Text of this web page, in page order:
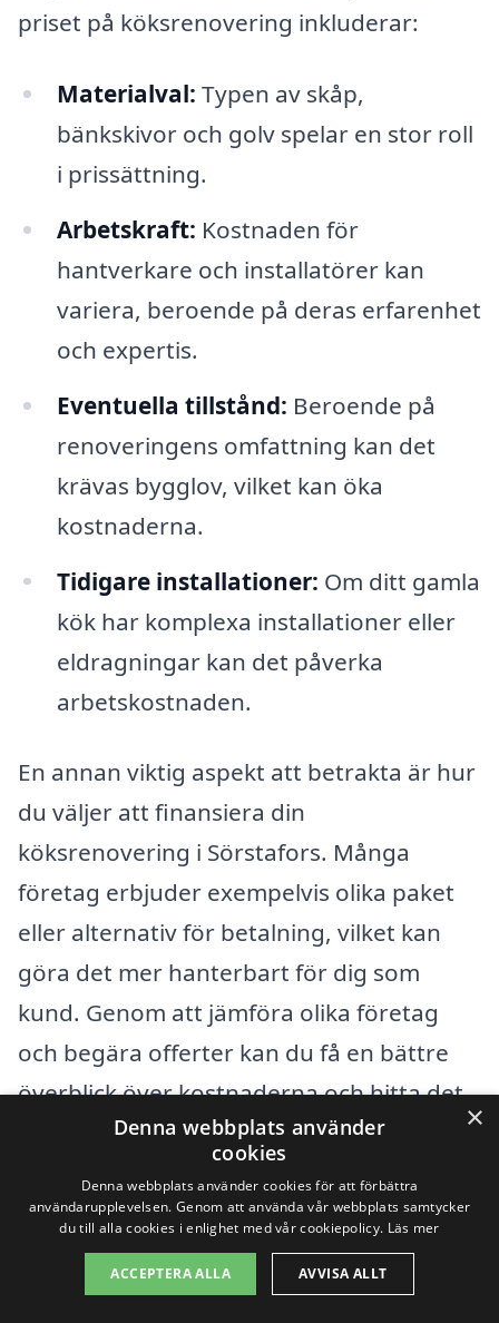
priset på köksrenovering inkluderar:
Materialval: Typen av skåp,
bänkskivor och golv spelar en stor roll
i prissättning.
Arbetskraft: Kostnaden för
hantverkare och installatörer kan
variera, beroende på deras erfarenhet
och expertis.
Eventuella tillstånd: Beroende på
renoveringens omfattning kan det
krävas bygglov, vilket kan öka
kostnaderna.
Tidigare installationer: Om ditt gamla
kök har komplexa installationer eller
eldragningar kan det påverka
arbetskostnaden.
En annan viktig aspekt att betrakta är hur
du väljer att finansiera din
köksrenovering i Sörstafors. Många
företag erbjuder exempelvis olika paket
eller alternativ för betalning, vilket kan
göra det mer hanterbart för dig som
kund. Genom att jämföra olika företag
och begära offerter kan du få en bättre
överblick över kostnaderna och hitta det
bästa erbjudandet för din renovering.
Oavsett hur du väljer att gå vidare med
din köksrenovering, är det alltid en bra
idé att göra grundlig research och ta in
×
Denna webbplats använder
cookies
Denna webbplats använder cookies för att förbättra
användarupplevelsen. Genom att använda vår webbplats samtycker
du till alla cookies i enlighet med vår cookiepolicy. Läs mer
ACCEPTERA ALLA AVVISA ALLT